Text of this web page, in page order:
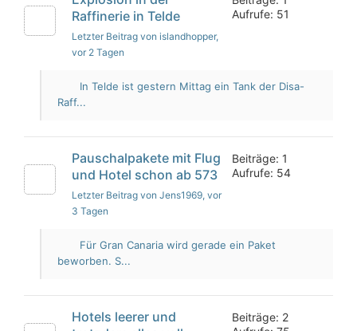
Raffinerie in Telde
Letzter Beitrag von islandhopper,
vor 2 Tagen
Aufrufe: 51
In Telde ist gestern Mittag ein Tank der Disa-
Raff...
Pauschalpakete mit Flug
und Hotel schon ab 573
Letzter Beitrag von Jens1969, vor
3 Tagen
Beiträge: 1
Aufrufe: 54
Für Gran Canaria wird gerade ein Paket
beworben. S...
Hotels leerer und
Beiträge: 2